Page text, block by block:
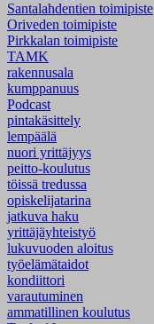
Santalahdentien toimipiste
Oriveden toimipiste
Pirkkalan toimipiste
TAMK
rakennusala
kumppanuus
Podcast
pintakäsittely
lempäälä
nuori yrittäjyys
peitto-koulutus
töissä tredussa
opiskelijatarina
jatkuva haku
yrittäjäyhteistyö
lukuvuoden aloitus
työelämätaidot
kondiittori
varautuminen
ammatillinen koulutus